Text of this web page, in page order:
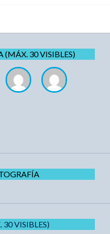
(MÁX. 30 VISIBLES)
30 VISIBLES)